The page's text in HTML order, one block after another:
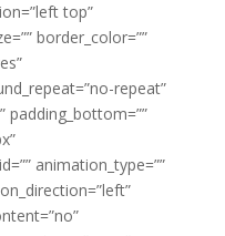
top”
border_color=””
repeat”
padding_bottom=””
animation_type=””